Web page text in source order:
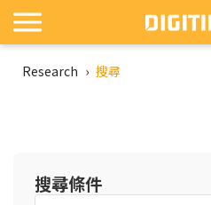
Research › 搜尋
搜尋條件